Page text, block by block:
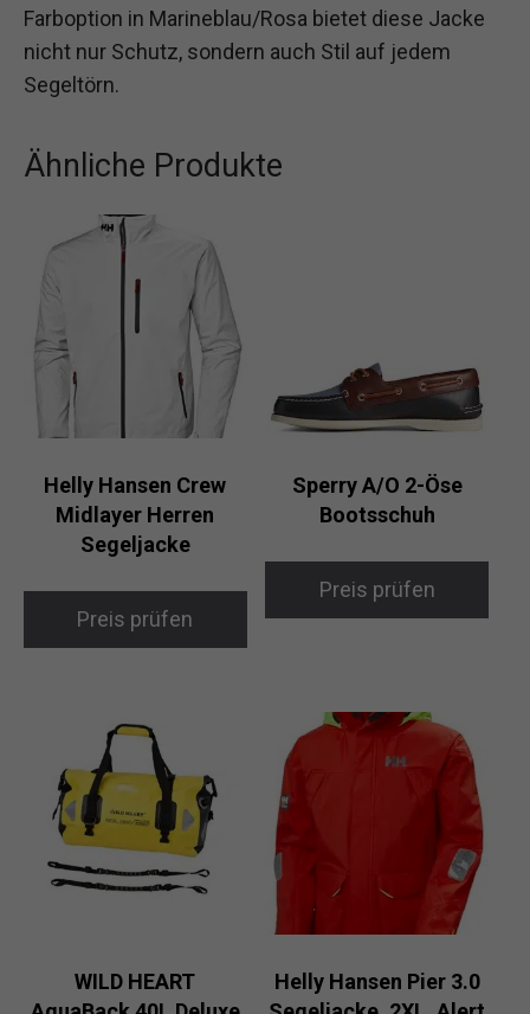
Farboption in Marineblau/Rosa bietet diese Jacke
nicht nur Schutz, sondern auch Stil auf jedem
Segeltörn.
Ähnliche Produkte
Helly Hansen Crew
Midlayer Herren
Segeljacke
Preis prüfen
Sperry A/O 2-Öse
Bootsschuh
Preis prüfen
WILD HEART
Helly Hansen Pier 3.0